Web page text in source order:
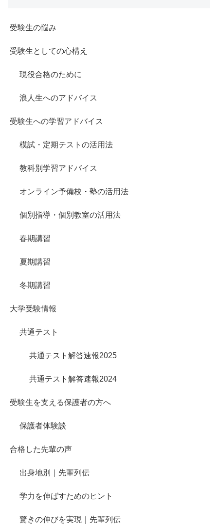
受験生の悩み
受験生としての心構え
現役合格のために
浪人生へのアドバイス
受験生への学習アドバイス
模試・定期テストの活用法
教科別学習アドバイス
オンライン予備校・塾の活用法
個別指導・個別教室の活用法
春期講習
夏期講習
冬期講習
大学受験情報
共通テスト
共通テスト解答速報2025
共通テスト解答速報2024
受験生を支える保護者の方へ
保護者体験談
合格した先輩の声
出身地別｜先輩列伝
学力を伸ばすためのヒント
驚きの伸びを実現｜先輩列伝